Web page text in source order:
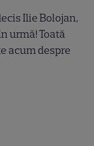
Ilie Bolojan,
urmă! Toată
acum despre